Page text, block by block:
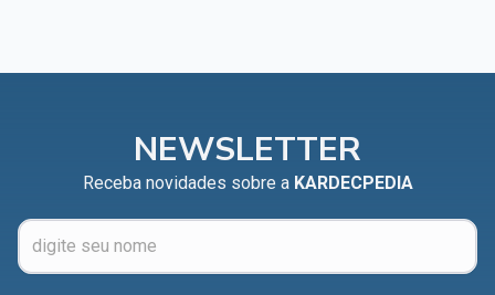
NEWSLETTER
Receba novidades sobre a KARDECPEDIA